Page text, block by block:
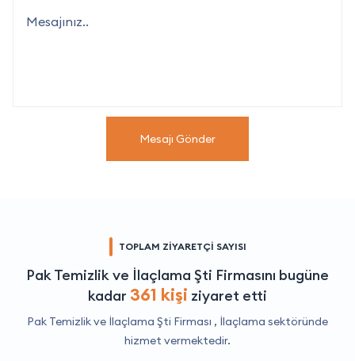
Mesajı Gönder
TOPLAM ZİYARETÇİ SAYISI
Pak Temizlik ve İlaçlama Şti Firmasını bugüne
kadar 361 kişi ziyaret etti
Pak Temizlik ve İlaçlama Şti Firması , İlaçlama sektöründe
hizmet vermektedir.